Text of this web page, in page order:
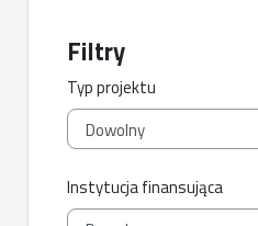
Filtry
Typ projektu
Instytucja finansująca